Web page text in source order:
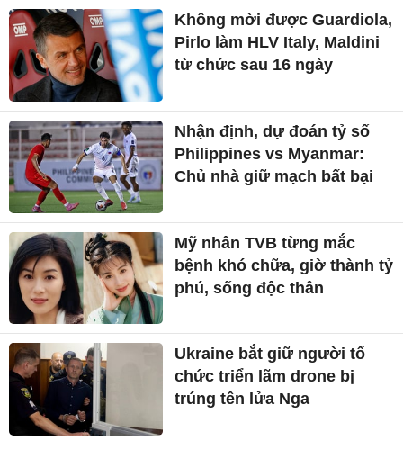
Không mời được Guardiola,
Pirlo làm HLV Italy, Maldini
từ chức sau 16 ngày
Nhận định, dự đoán tỷ số
Philippines vs Myanmar:
Chủ nhà giữ mạch bất bại
Mỹ nhân TVB từng mắc
bệnh khó chữa, giờ thành tỷ
phú, sống độc thân
Ukraine bắt giữ người tổ
chức triển lãm drone bị
trúng tên lửa Nga